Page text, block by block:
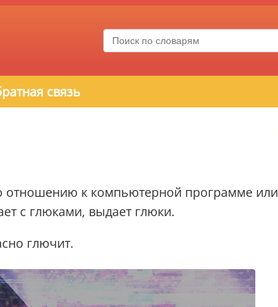
связь
отношению к компьютерной программе или
с глюками, выдает глюки.
глючит.